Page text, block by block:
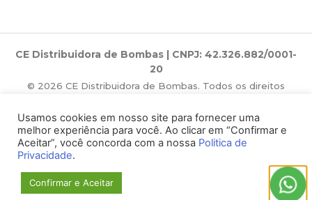
CE Distribuidora de Bombas | CNPJ: 42.326.882/0001-
20
© 2026 CE Distribuidora de Bombas. Todos os direitos
Usamos cookies em nosso site para fornecer uma
melhor experiência para você. Ao clicar em “Confirmar e
Aceitar”, você concorda com a nossa Politica de
Privacidade.
Confirmar e Aceitar